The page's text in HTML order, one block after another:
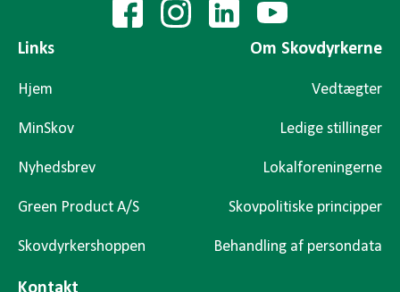
Links
Hjem
MinSkov
Nyhedsbrev
Green Product A/S
Skovdyrkershoppen
Om Skovdyrkerne
Vedtægter
Ledige stillinger
Lokalforeningerne
Skovpolitiske principper
Behandling af persondata
Kontakt